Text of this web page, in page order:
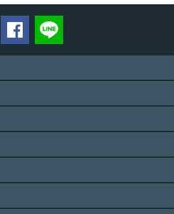
ツイートするFacebookでシェアする